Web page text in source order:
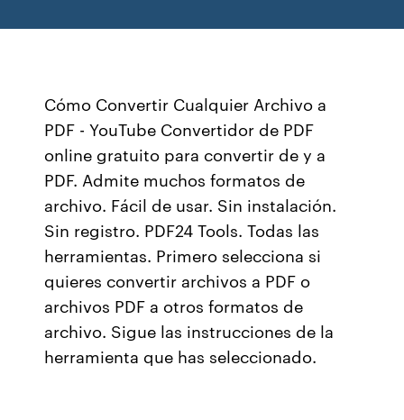
Cómo Convertir Cualquier Archivo a
PDF - YouTube Convertidor de PDF
online gratuito para convertir de y a
PDF. Admite muchos formatos de
archivo. Fácil de usar. Sin instalación.
Sin registro. PDF24 Tools. Todas las
herramientas. Primero selecciona si
quieres convertir archivos a PDF o
archivos PDF a otros formatos de
archivo. Sigue las instrucciones de la
herramienta que has seleccionado.